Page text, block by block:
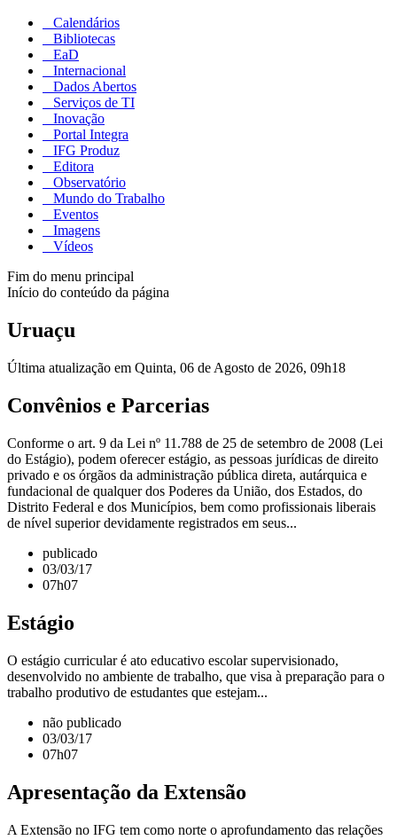
Calendários
Bibliotecas
EaD
Internacional
Dados Abertos
Serviços de TI
Inovação
Portal Integra
IFG Produz
Editora
Observatório
Mundo do Trabalho
Eventos
Imagens
Vídeos
Fim do menu principal
Início do conteúdo da página
Uruaçu
Última atualização em Quinta, 06 de Agosto de 2026, 09h18
Convênios e Parcerias
Conforme o art. 9 da Lei nº 11.788 de 25 de setembro de 2008 (Lei
do Estágio), podem oferecer estágio, as pessoas jurídicas de direito
privado e os órgãos da administração pública direta, autárquica e
fundacional de qualquer dos Poderes da União, dos Estados, do
Distrito Federal e dos Municípios, bem como profissionais liberais
de nível superior devidamente registrados em seus...
publicado
03/03/17
07h07
Estágio
O estágio curricular é ato educativo escolar supervisionado,
desenvolvido no ambiente de trabalho, que visa à preparação para o
trabalho produtivo de estudantes que estejam...
não publicado
03/03/17
07h07
Apresentação da Extensão
A Extensão no IFG tem como norte o aprofundamento das relações